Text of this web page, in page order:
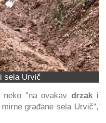
sela Urvič
"na ovakav drzak i
građane sela Urvič",